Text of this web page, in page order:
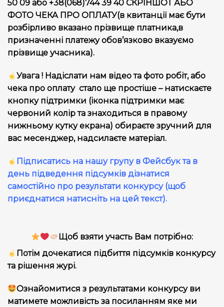
50 09 або +38(068)744 39 40 СКРІНШОТ АБО
ФОТО ЧЕКА ПРО ОПЛАТУ(в квитанції має бути
розбірливо вказано прізвище платника,в
призначенні платежу обов’язково вказуємо
прізвище учасника).
Увага ! Надіслати нам відео та фото робіт, або
чека про оплату стало ще простіше – натискаєте
кнопку підтримки (іконка підтримки має
червоний колір та знаходиться в правому
нижньому кутку екрана) обираєте зручний для
вас месенджер, надсилаєте матеріал.
Підписатись на нашу групу в Фейсбук та в
день підведення підсумків дізнатися
самостійно про результати конкурсу (щоб
приєднатися натисніть на цей текст).
Щоб взяти участь Вам потрібно:
Потім дочекатися підбиття підсумків конкурсу
та рішення журі.
Ознайомитися з результатами конкурсу ви
матимете можливість за посиланням яке ми